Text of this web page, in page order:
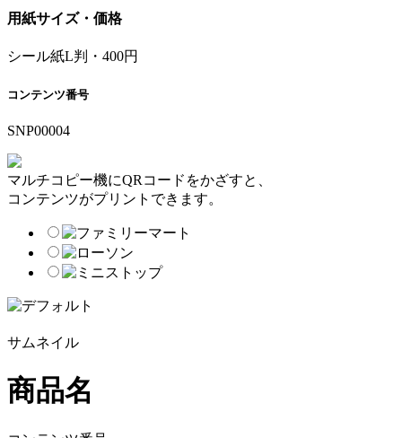
用紙サイズ・価格
シール紙L判・400円
コンテンツ番号
SNP00004
マルチコピー機にQRコードをかざすと、
コンテンツがプリントできます。
サムネイル
商品名